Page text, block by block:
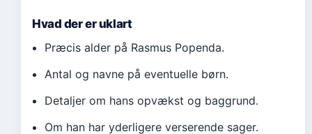
Hvad der er uklart
Præcis alder på Rasmus Popenda.
Antal og navne på eventuelle børn.
Detaljer om hans opvækst og baggrund.
Om han har yderligere verserende sager.